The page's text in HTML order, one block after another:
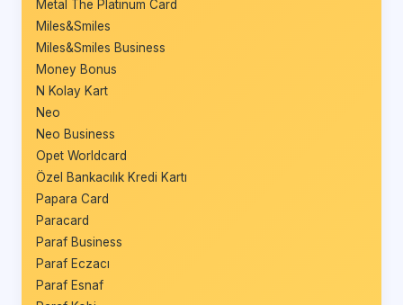
Metal The Platinum Card
Miles&Smiles
Miles&Smiles Business
Money Bonus
N Kolay Kart
Neo
Neo Business
Opet Worldcard
Özel Bankacılık Kredi Kartı
Papara Card
Paracard
Paraf Business
Paraf Eczacı
Paraf Esnaf